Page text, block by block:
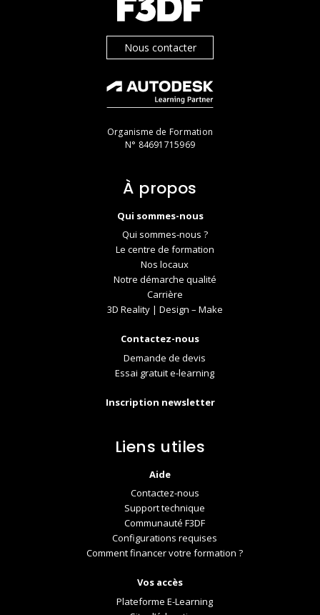
Nous contacter
Organisme de Formation
N° 84691715969
À propos
Qui sommes-nous
Qui sommes-nous ?
Le centre de formation
Nos locaux
Notre démarche qualité
Carrière
3D Reality | Design – Make
Contactez-nous
Demande de devis
Essai gratuit e-learning
Inscription newsletter
Liens utiles
Aide
Contactez-nous
Support technique
Communauté F3DF
Configurations requises
Comment financer votre formation ?
Vos accès
Plateforme E-Learning